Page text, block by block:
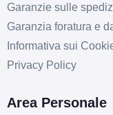
Garanzie sulle
Garanzia foratura e
Informativa sui
Privacy Policy
Area Personale